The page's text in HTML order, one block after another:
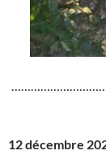
12 décembre